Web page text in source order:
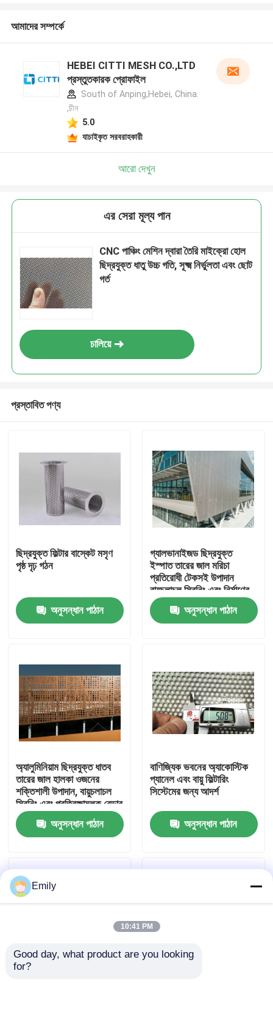
পণ্য
আমাদের সম্বন্ধে
কারখানা পরিদর্শন
গুণমান নিয়ন্ত্রণ
খবর
প্রসারিত ধাতু তারের জাল
আমাদের সম্পর্কে
HEBEI CITTI MESH CO.,LTD
প্রস্তুতকারক প্রোফাইল
South of Anping,Hebei, China.
,চীন
5.0
যাচাইকৃত সরবরাহকারী
আরো দেখুন
এর সেরা মূল্য পান
CNC পাঞ্চিং মেশিন দ্বারা তৈরি মাইক্রো হোল
ছিদ্রযুক্ত ধাতু উচ্চ গতি, সূক্ষ্ম নির্ভুলতা এবং ছোট
গর্ত
চালিয়ে
প্রস্তাবিত পণ্য
ছিদ্রযুক্ত ফিল্টার বাস্কেট মসৃণ
পৃষ্ঠ দৃঢ় গঠন
অনুসন্ধান পাঠান
গ্যালভানাইজড ছিদ্রযুক্ত
ইস্পাত তারের জাল মরিচা
প্রতিরোধী টেকসই উপাদান
বায়ুচলাচল স্ক্রিনিং এবং নির্মাণের
জন্য উপযুক্ত
অনুসন্ধান পাঠান
অ্যালুমিনিয়াম ছিদ্রযুক্ত ধাতব
তারের জাল হালকা ওজনের
শক্তিশালী উপাদান, বায়ুচলাচল
স্ক্রিনিং এবং প্রতিরক্ষামূলক বেড়ার
জন্য আদর্শ
অনুসন্ধান পাঠান
বাণিজ্যিক ভবনের অ্যাকোস্টিক
প্যানেল এবং বায়ু ফিল্টারিং
সিস্টেমের জন্য আদর্শ
অনুসন্ধান পাঠান
Emily
10:41 PM
Good day, what product are you looking
for?